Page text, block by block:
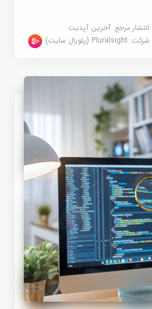
انتشار مرجع:آخرین آپدیت
شرکت:Pluralsight (پلورال سایت)